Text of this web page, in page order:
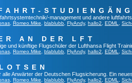
management und andere
Romeo.Mike blablubb FlyAndy, hallo2 EDML
AN DER LFT
und künftige Flugschüler der Lufthansa Flight
Romeo.Mike blablubb FlyAndy, hallo2 EDML
alle Anwärter der Deutschen Flugsicherung. Ein
Romeo.Mike blablubb FlyAndy, hallo2 EDML